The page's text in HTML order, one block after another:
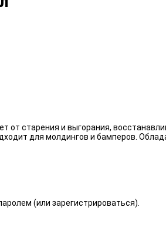
старения и выгорания,
для молдингов и бамперов.
(или зарегистрироваться).